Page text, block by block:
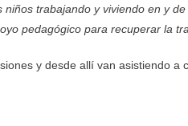
trabajando y viviendo en y
pedagógico para recuperar la
y desde allí van asistiendo a